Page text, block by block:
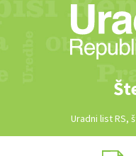
Uradni list RS,